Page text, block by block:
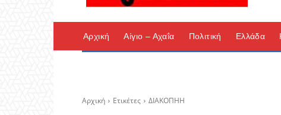
Αρχική Αίγιο – Αχαΐα Πολιτική Ελλάδα
Αρχική Ετικέτες ΔΙΑΚΟΠΗΗ